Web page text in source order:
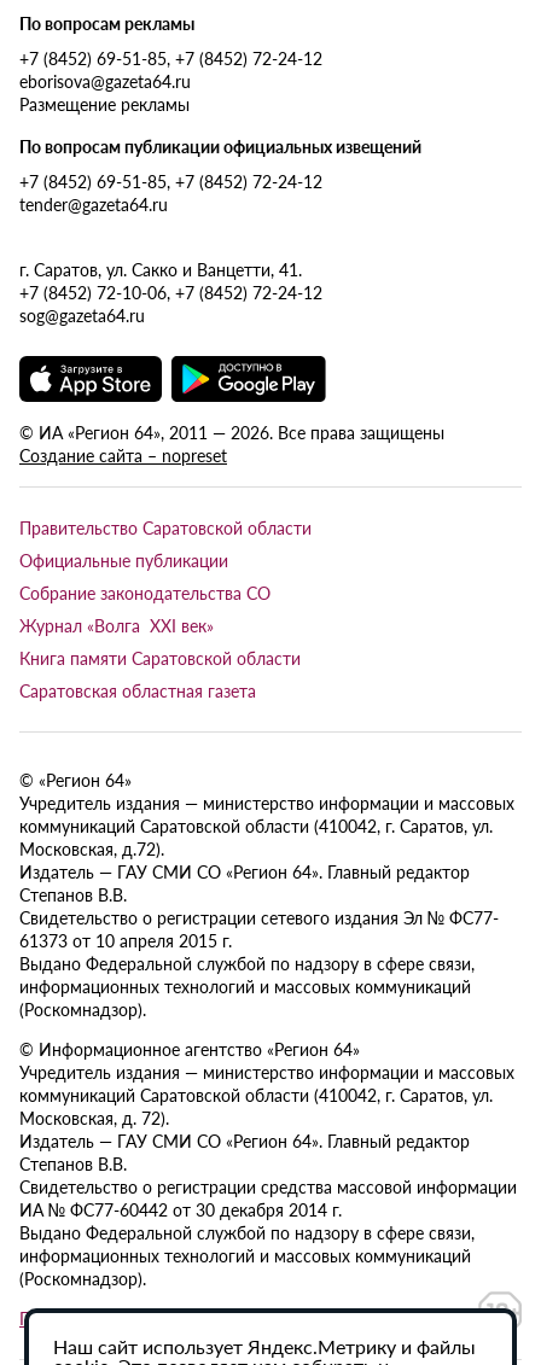
По вопросам рекламы
+7 (8452) 69-51-85, +7 (8452) 72-24-12
eborisova@gazeta64.ru
Размещение рекламы
По вопросам публикации официальных извещений
+7 (8452) 69-51-85, +7 (8452) 72-24-12
tender@gazeta64.ru
г. Саратов, ул. Сакко и Ванцетти, 41.
+7 (8452) 72-10-06, +7 (8452) 72-24-12
sog@gazeta64.ru
© ИА «Регион 64», 2011 — 2026. Все права защищены
Создание сайта – nopreset
Правительство Саратовской области
Официальные публикации
Собрание законодательства СО
Журнал «Волга XXI век»
Книга памяти Саратовской области
Саратовская областная газета
© «Регион 64»
Учредитель издания — министерство информации и массовых
коммуникаций Саратовской области (410042, г. Саратов, ул.
Московская, д.72).
Издатель — ГАУ СМИ СО «Регион 64». Главный редактор
Степанов В.В.
Свидетельство о регистрации сетевого издания Эл № ФС77-
61373 от 10 апреля 2015 г.
Выдано Федеральной службой по надзору в сфере связи,
информационных технологий и массовых коммуникаций
(Роскомнадзор).
© Информационное агентство «Регион 64»
Учредитель издания — министерство информации и массовых
коммуникаций Саратовской области (410042, г. Саратов, ул.
Московская, д. 72).
Издатель — ГАУ СМИ СО «Регион 64». Главный редактор
Степанов В.В.
Свидетельство о регистрации средства массовой информации
ИА № ФС77-60442 от 30 декабря 2014 г.
Выдано Федеральной службой по надзору в сфере связи,
информационных технологий и массовых коммуникаций
(Роскомнадзор).
Политика в отношении обработки персональных данных
Наш сайт использует Яндекс.Метрику и файлы